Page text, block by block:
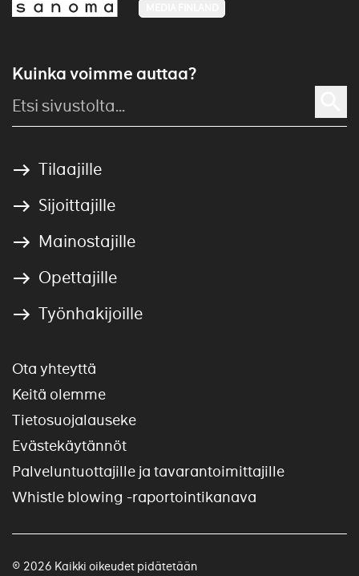
Kuinka voimme auttaa?
Tilaajille
Sijoittajille
Mainostajille
Opettajille
Työnhakijoille
Ota yhteyttä
Keitä olemme
Tietosuojalauseke
Evästekäytännöt
Palveluntuottajille ja tavarantoimittajille
Whistle blowing -raportointikanava
© 2026 Kaikki oikeudet pidätetään